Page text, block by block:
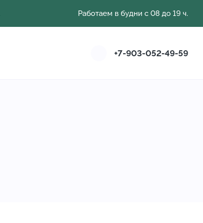
Работаем в будни с 08 до 19 ч.
+7-903-052-49-59